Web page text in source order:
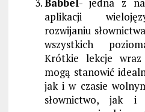
aplikacji
rozwijaniu
wszystkich
Krótkie lekcje
mogą stanowić
jak i w czasie
słownictwo, jak i